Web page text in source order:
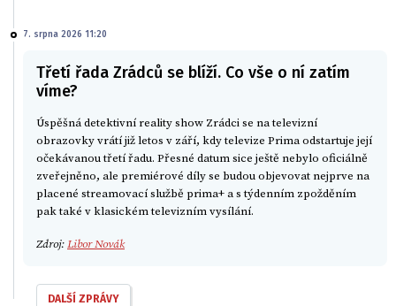
7. srpna 2026 11:20
Třetí řada Zrádců se blíží. Co vše o ní zatím
víme?
Úspěšná detektivní reality show Zrádci se na televizní
obrazovky vrátí již letos v září, kdy televize Prima odstartuje její
očekávanou třetí řadu. Přesné datum sice ještě nebylo oficiálně
zveřejněno, ale premiérové díly se budou objevovat nejprve na
placené streamovací službě prima+ a s týdenním zpožděním
pak také v klasickém televizním vysílání.
Zdroj:Libor Novák
DALŠÍ ZPRÁVY